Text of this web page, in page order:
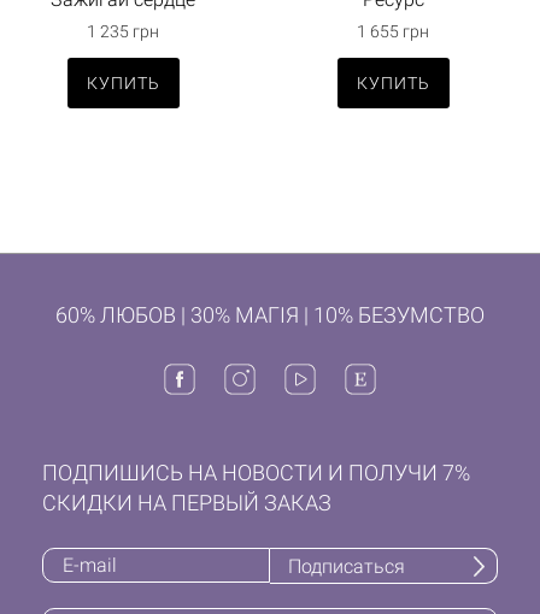
1 235 грн
КУПИТЬ
1 655 грн
КУПИТЬ
60% ЛЮБОВ | 30% МАГІЯ | 10% БЕЗУМСТВО
ПОДПИШИСЬ НА НОВОСТИ И ПОЛУЧИ 7%
СКИДКИ НА ПЕРВЫЙ ЗАКАЗ
Подписаться